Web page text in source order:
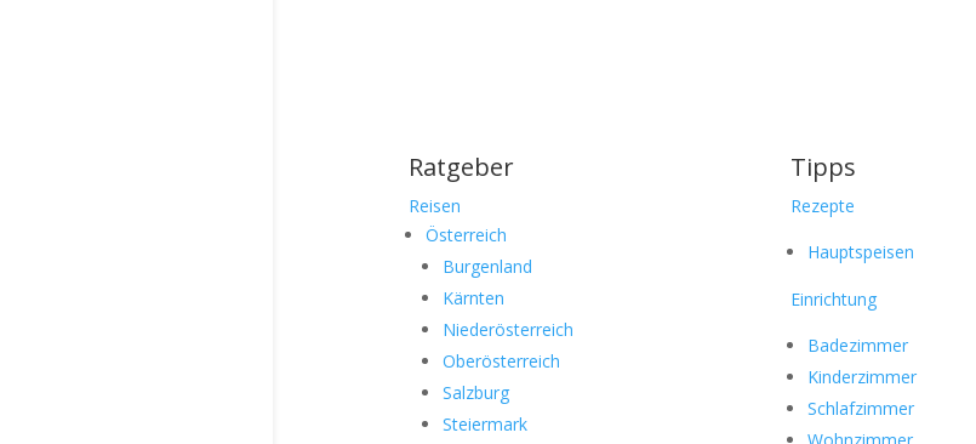
Ratgeber
Reisen
Österreich
Burgenland
Kärnten
Niederösterreich
Oberösterreich
Salzburg
Steiermark
Tipps
Rezepte
Hauptspeisen
Einrichtung
Badezimmer
Kinderzimmer
Schlafzimmer